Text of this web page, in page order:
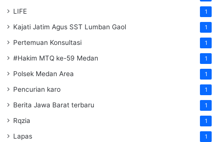
LIFE 1
Kajati Jatim Agus SST Lumban Gaol 1
Pertemuan Konsultasi 1
#Hakim MTQ ke-59 Medan 1
Polsek Medan Area 1
Pencurian karo 1
Berita Jawa Barat terbaru 1
Rqzia 1
Lapas 1